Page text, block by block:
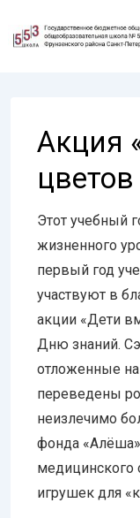
Перейти
Акция
Этот учебный
жизненного
первый год
участвуют в
акции «Дети
Дню знаний.
отложенные
переведены
неизлечимо
фонда «Алёша»
медицинского
игрушек для